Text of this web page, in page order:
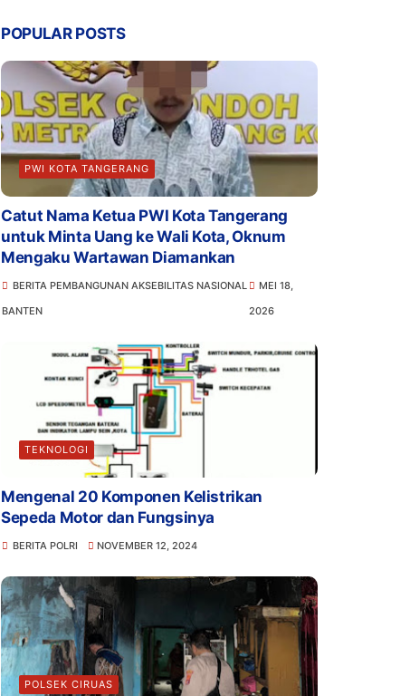
POPULAR POSTS
PWI KOTA TANGERANG
Catut Nama Ketua PWI Kota Tangerang
untuk Minta Uang ke Wali Kota, Oknum
Mengaku Wartawan Diamankan
BERITA PEMBANGUNAN AKSEBILITAS NASIONAL
BANTEN
MEI 18,
2026
TEKNOLOGI
Mengenal 20 Komponen Kelistrikan
Sepeda Motor dan Fungsinya
BERITA POLRI NOVEMBER 12, 2024
POLSEK CIRUAS